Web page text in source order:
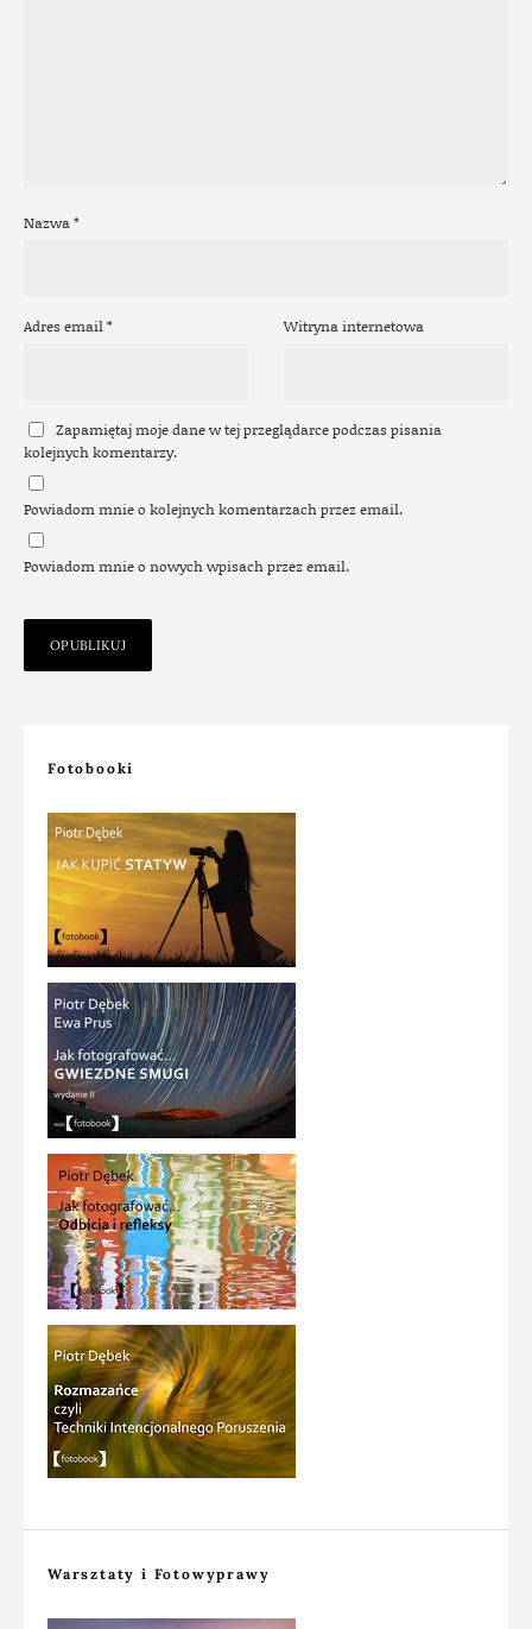
Nazwa*
Adres email* Witryna internetowa
Zapamiętaj moje dane w tej przeglądarce podczas pisania
kolejnych komentarzy.
Powiadom mnie o kolejnych komentarzach przez email.
Powiadom mnie o nowych wpisach przez email.
Fotobooki
Warsztaty i Fotowyprawy